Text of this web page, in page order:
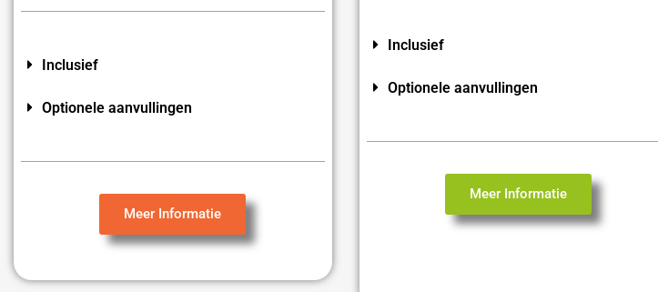
Inclusief
Optionele aanvullingen
Meer Informatie
Inclusief
Optionele aanvullingen
Meer Informatie